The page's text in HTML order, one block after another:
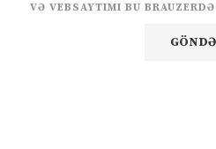
VƏ VEBSAYTIMI BU